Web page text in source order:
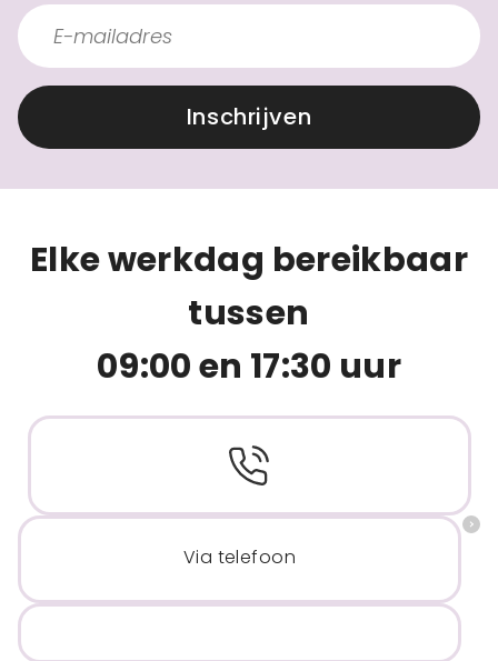
Inschrijven
Elke werkdag bereikbaar
tussen
09:00 en 17:30 uur
Via telefoon